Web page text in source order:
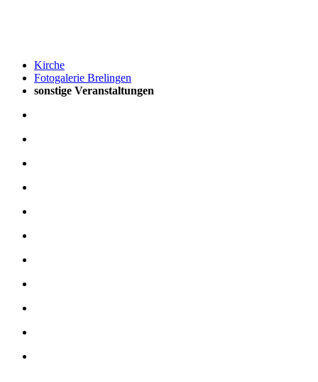
Kirche
Fotogalerie Brelingen
sonstige Veranstaltungen